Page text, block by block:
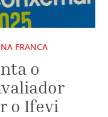
FRANCA
o
o Ifevi